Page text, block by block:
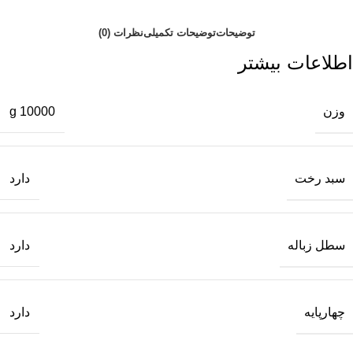
توضیحاتتوضیحات تکمیلینظرات (0)
اطلاعات بیشتر
وزن 10000 g
سبد رخت دارد
سطل زباله دارد
چهارپایه دارد